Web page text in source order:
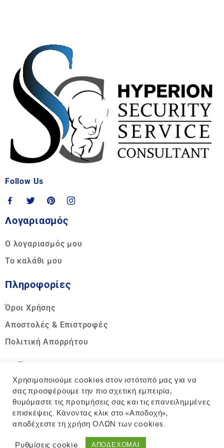
Follow Us
Λογαριασμός
Ο λογαριασμός μου
Το καλάθι μου
Πληροφορίες
Όροι Χρήσης
Αποστολές & Επιστροφές
Πολιτική Απορρήτου
Call us
Hotline:
+30 2810 317311
Χρησιμοποιούμε cookies στον ιστότοπό μας για να
σας προσφέρουμε την πιο σχετική εμπειρία,
θυμόμαστε τις προτιμήσεις σας και τις επανειλημμένες
επισκέψεις. Κάνοντας κλικ στο «Αποδοχή»,
αποδέχεστε τη χρήση ΟΛΩΝ των cookies.
Ρυθμίσεις cookie ΑΠΟΔΕΧΟΜΑΙ